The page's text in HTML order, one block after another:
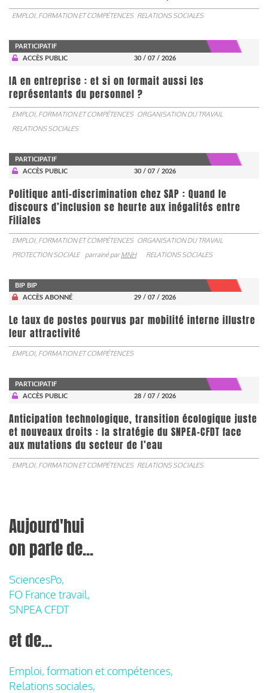
EMPLOI, FORMATION ET COMPÉTENCES RELATIONS SOCIALES
PARTICIPATIF
ACCÈS PUBLIC
30 / 07 / 2026
IA en entreprise : et si on formait aussi les
représentants du personnel ?
EMPLOI, FORMATION ET COMPÉTENCES ORGANISATION DU TRAVAIL
RELATIONS SOCIALES
PARTICIPATIF
ACCÈS PUBLIC
30 / 07 / 2026
Politique anti-discrimination chez SAP : Quand le
discours d’inclusion se heurte aux inégalités entre
Filiales
EMPLOI, FORMATION ET COMPÉTENCES ORGANISATION DU TRAVAIL
PROTECTION SOCIALE
parrainé parMNH RELATIONS SOCIALES
BIP BIP
ACCÈS ABONNÉ
29 / 07 / 2026
Le taux de postes pourvus par mobilité interne illustre
leur attractivité
EMPLOI, FORMATION ET COMPÉTENCES
PARTICIPATIF
ACCÈS PUBLIC
28 / 07 / 2026
Anticipation technologique, transition écologique juste
et nouveaux droits : la stratégie du SNPEA-CFDT face
aux mutations du secteur de l’eau
EMPLOI, FORMATION ET COMPÉTENCES RELATIONS SOCIALES
Aujourd'hui
on parle de...
SciencesPo,
FO France travail,
SNPEA CFDT
et de...
Emploi, formation et compétences,
Relations sociales,